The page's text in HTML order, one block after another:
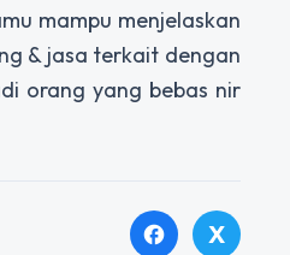
mampu menjelaskan
& jasa terkait dengan
orang yang bebas nir
facebook X